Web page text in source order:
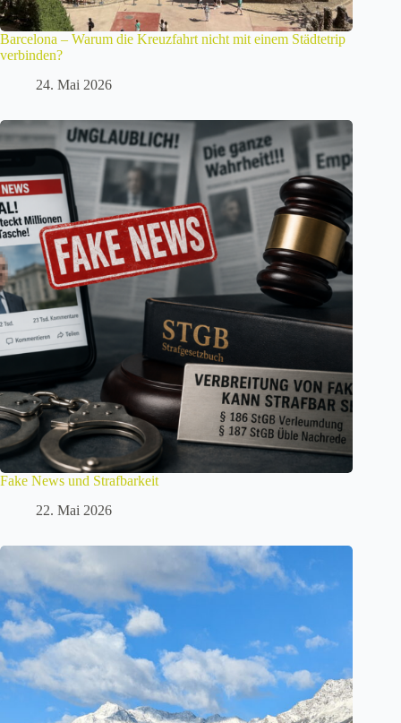
Barcelona – Warum die Kreuzfahrt nicht mit einem Städtetrip
verbinden?
24. Mai 2026
Fake News und Strafbarkeit
22. Mai 2026